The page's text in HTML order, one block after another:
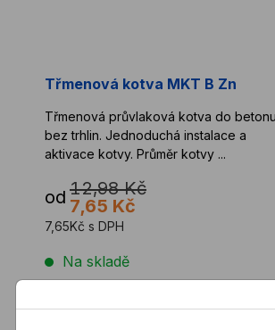
Třmenová kotva MKT B Zn
Třmenová průvlaková kotva do betonu
bez trhlin. Jednoduchá instalace a
aktivace kotvy. Průměr kotvy ...
od 12,98 Kč
7,65 Kč
7,65Kč s DPH
Na skladě